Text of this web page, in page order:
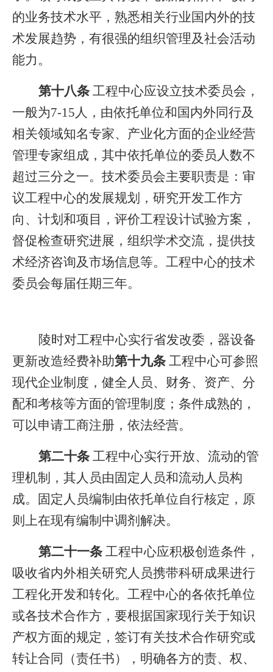
的业务技术水平，熟悉相关行业国内外的技
术发展趋势，有很强的组织管理及社会活动
能力。
第十八条 工程中心应设立技术委员会，
一般为7-15人，由依托单位和国内外同行及
相关领域知名专家、产业化方面的企业经营
管理专家组成，其中依托单位的委员人数不
超过三分之一。技术委员会主要职责是：审
议工程中心的发展规划，研究开发工作方
向、计划和项目，评价工程设计试验方案，
督促检查研究进展，组织学术交流，提供技
术经济咨询及市场信息等。工程中心的技术
委员会每届任期三年。
陵时对工程中心实行省发改委，器设备
更新改造经费补助第十九条 工程中心可参照
现代企业制度，健全人员、财务、资产、分
配和考核等方面的管理制度；条件成熟的，
可以申请工商注册，依法经营。
第二十条 工程中心实行开放、流动的管
理机制，其人员由固定人员和流动人员构
成。固定人员编制由依托单位自行核定，原
则上在现有编制中调剂解决。
第二十一条 工程中心应积极创造条件，
吸收省内外相关研究人员携带科研成果进行
工程化开发和转化。工程中心的各依托单位
或各技术合作方，要根据国家现行关于知识
产权方面的规定，签订有关技术合作研究或
转让合同（责任书），明确各方的责、权、